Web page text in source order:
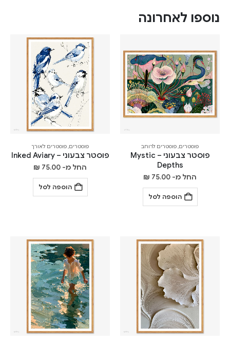
נוספו לאחרונה
פוסטרים,פוסטרים לרוחב
פוסטר צבעוני – Mystic
Depths
החל מ- ₪ 75.00
הוספה לסל
פוסטרים,פוסטרים לאורך
פוסטר צבעוני – Inked Aviary
החל מ- ₪ 75.00
הוספה לסל